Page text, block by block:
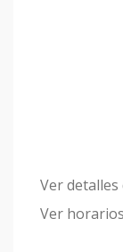
Ver detalles
Ver